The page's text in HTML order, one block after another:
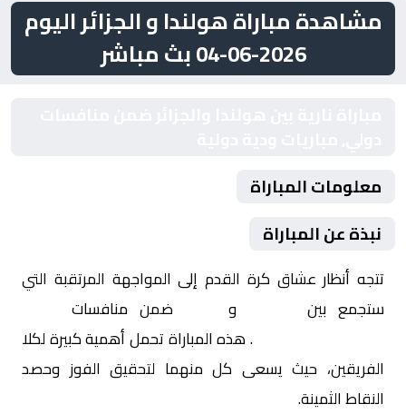
مشاهدة مباراة هولندا و الجزائر اليوم
2026-06-04 بث مباشر
معلومات المباراة
نبذة عن المباراة
تتجه أنظار عشاق كرة القدم إلى المواجهة المرتقبة التي
ستجمع بين
و ضمن منافسات
. هذه المباراة تحمل أهمية كبيرة لكلا
الفريقين، حيث يسعى كل منهما لتحقيق الفوز وحصد
النقاط الثمينة.